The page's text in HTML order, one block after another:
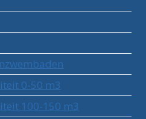
0-50 m3
100-150 m3